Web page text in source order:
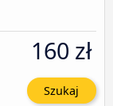
160 zł
Szukaj